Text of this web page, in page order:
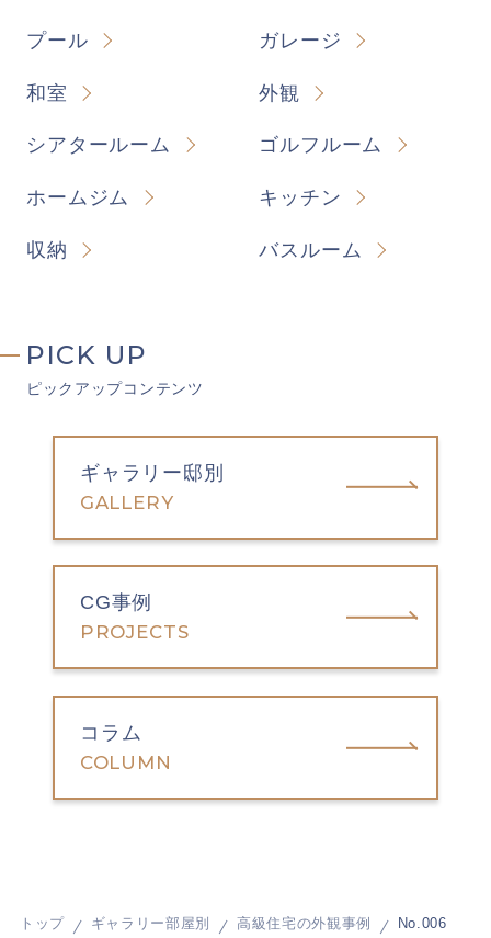
トップ ギャラリー部屋別 高級住宅の外観事例 No.006
プール ガレージ
和室 外観
シアタールーム ゴルフルーム
ホームジム キッチン
収納 バスルーム
PICK UP
ピックアップコンテンツ
ギャラリー邸別
GALLERY
CG事例
PROJECTS
コラム
COLUMN